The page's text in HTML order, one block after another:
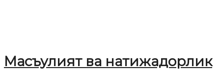
Масъулият ва натижадорлик